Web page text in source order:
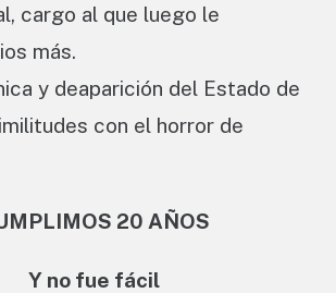
cargo al que luego le
más.
y deaparición del Estado de
con el horror de
20 AÑOS
Y no fue fácil